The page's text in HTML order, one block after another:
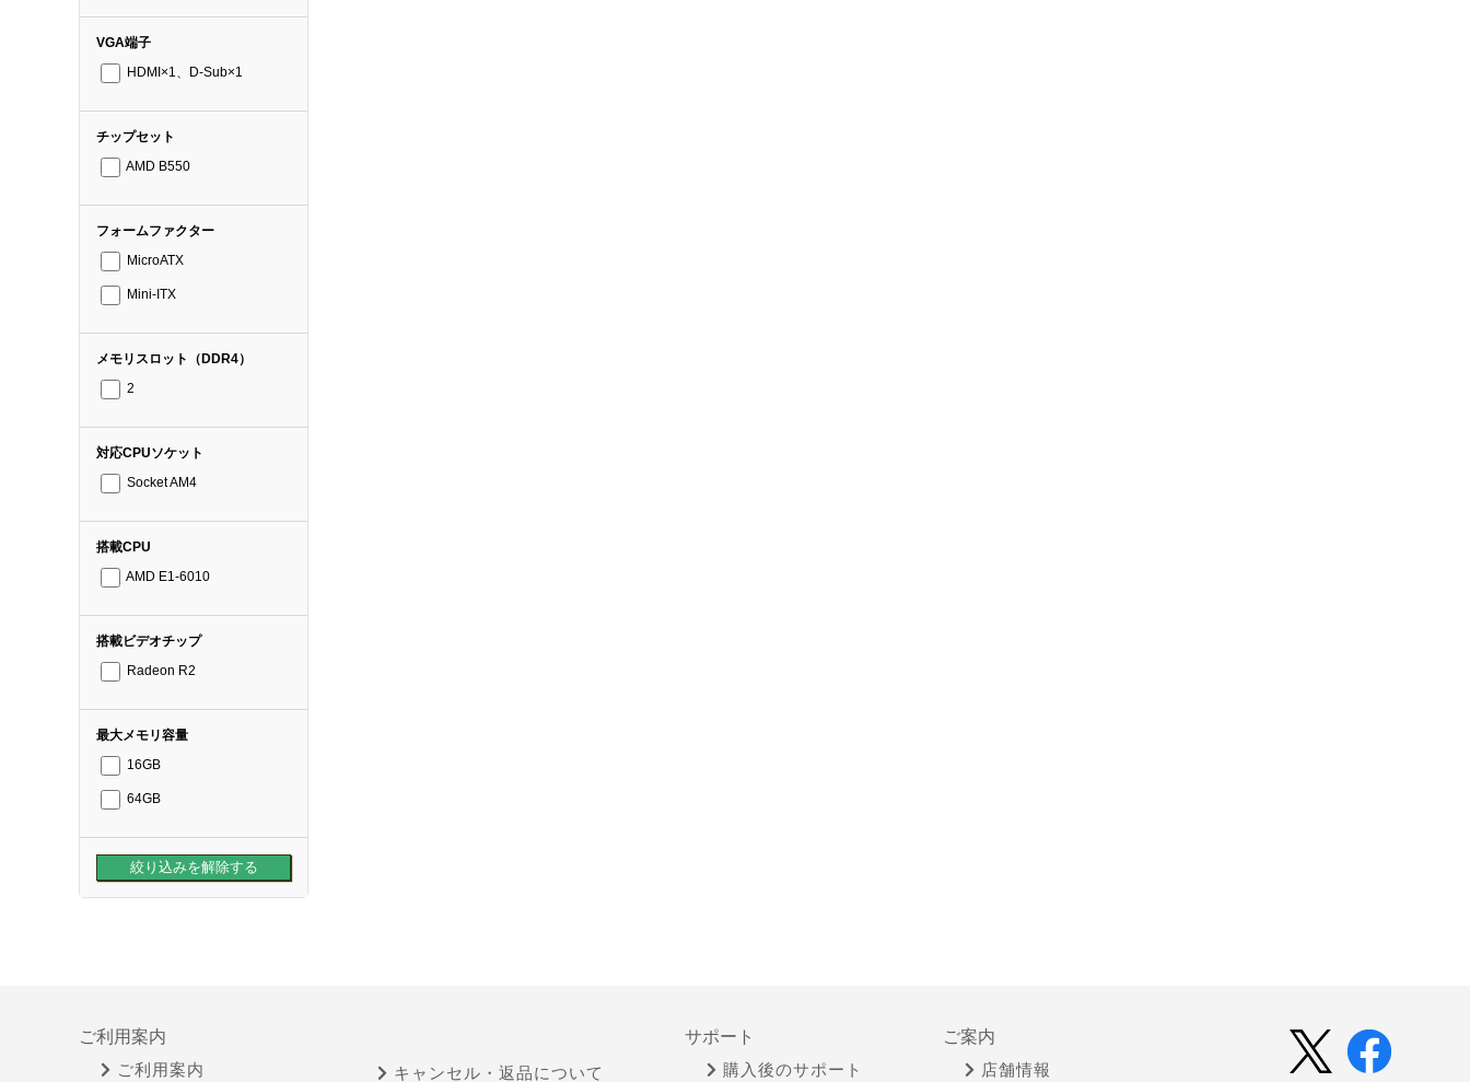
VGA端子
HDMI×1、D-Sub×1
チップセット
AMD B550
フォームファクター
MicroATX
Mini-ITX
メモリスロット（DDR4）
2
対応CPUソケット
Socket AM4
搭載CPU
AMD E1-6010
搭載ビデオチップ
Radeon R2
最大メモリ容量
16GB
64GB
ご利用案内
ご利用案内 キャンセル・返品について
サポート
購入後のサポート
ご案内
店舗情報